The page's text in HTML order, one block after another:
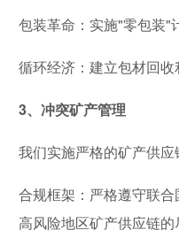
包装革命：实施"零包装"
循环经济：建立包材回收
3、冲突矿产管理
我们实施严格的矿产供应
合规框架：严格遵守联
高风险地区矿产供应链的